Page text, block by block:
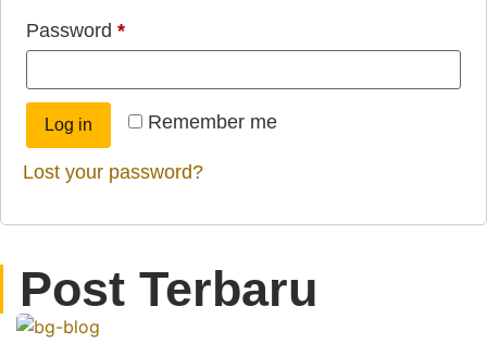
Password *
Remember me
Log in
Lost your password?
Post Terbaru